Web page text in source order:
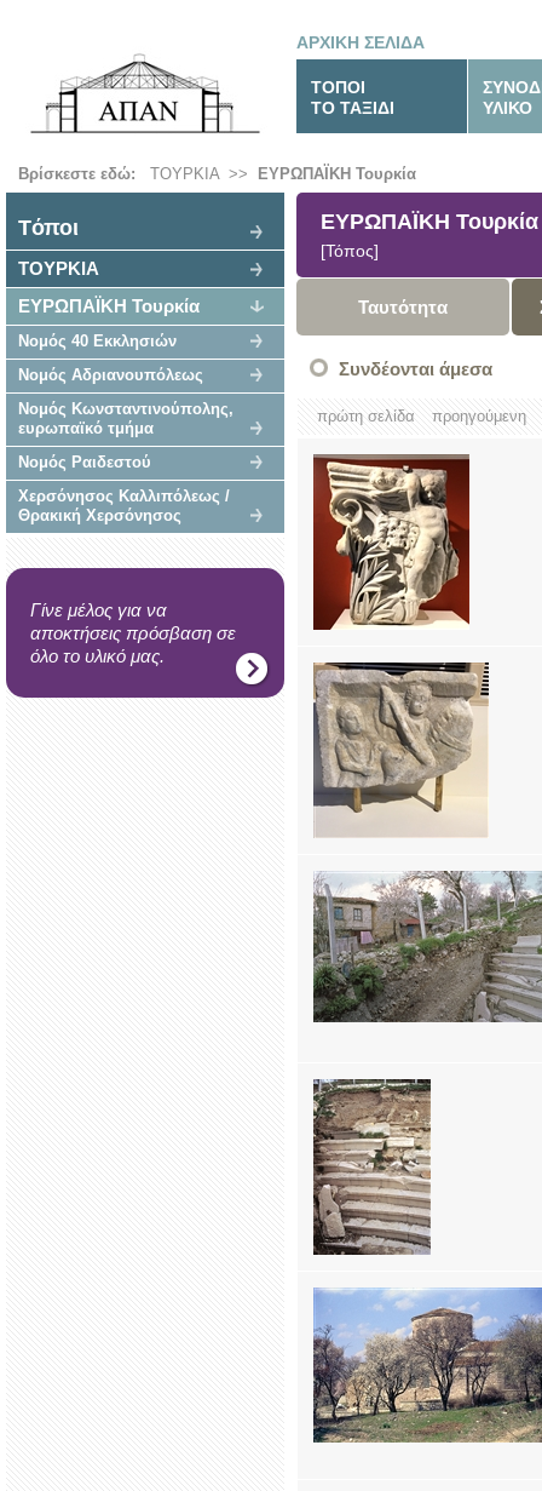
ΑΡΧΙΚΗ ΣΕΛΙΔΑ
ΤΟΠΟΙ
ΤΟ ΤΑΞΙΔΙ
ΥΛΙΚΟ
Βρίσκεστε εδώ: ΤΟΥΡΚΙΑ>> ΕΥΡΩΠΑΪΚΗ Τουρκία
Tόποι
ΤΟΥΡΚΙΑ
ΕΥΡΩΠΑΪΚΗ Τουρκία
Νομός 40 Εκκλησιών
Νομός Αδριανουπόλεως
Νομός Κωνσταντινούπολης,
ευρωπαϊκό τμήμα
Νομός Ραιδεστού
Χερσόνησος Καλλιπόλεως /
Θρακική Χερσόνησος
Γίνε μέλος για να
αποκτήσεις πρόσβαση σε
όλο το υλικό μας.
ΕΥΡΩΠΑΪΚΗ Τουρκία
[Τόπος]
Ταυτότητα
Συνδέονται άμεσα
πρώτη σελίδα προηγούμενη